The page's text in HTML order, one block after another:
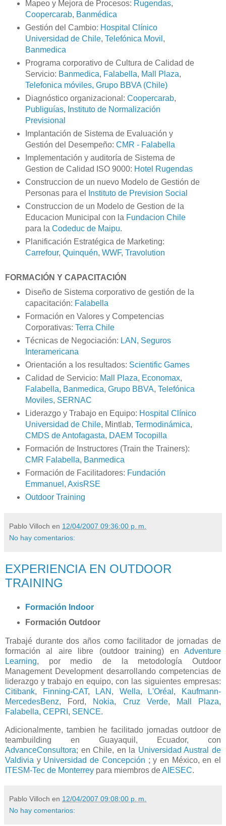
Mapeo y Mejora de Procesos: Rugendas,
Coopercarab, Banmédica
Gestión del Cambio: Hospital Clínico
Universidad de Chile, Telefónica Movil ,
Banmedica
Programa corporativo de Cultura de Calidad de
Servicio: Banmedica, Falabella, Mall Plaza,
Telefonica móviles, Grupo BBVA (Chile)
Diagnóstico organizacional: Coopercarab,
Publiguías, Instituto de Normalización
Previsional
Implantación de Sistema de Evaluación y
Gestión del Desempeño: CMR - Falabella
Implementación y auditoría de Sistema de
Gestion de Calidad ISO 9000: Hotel Rugendas
Construccion de un nuevo Modelo de Gestión de
Personas para el
Instituto de Prevision Social
Construccion de un Modelo de Gestion de la
Educacion Municipal con la Fundacion Chile
para la Codeduc de Maipu.
Planificación Estratégica de Marketing:
Carrefour, Quinquén, WWF, Travolution
FORMACIÓN Y CAPACITACIÓN
Diseño de Sistema corporativo de gestión de la
capacitación: Falabella
Formación en Valores y Competencias
Corporativas: Terra Chile
Técnicas de Negociación: LAN , Seguros
Interamericana
Orientación a los resultados: Scientific Games
Calidad de Servicio: Mall Plaza, Economax,
Falabella, Banmedica, Grupo BBVA, Telefónica
Moviles, SERNAC
Liderazgo y Trabajo en Equipo: Hospital Clínico
Universidad de Chile, Mintlab, Termodinámica,
CMDS de Antofagasta, DAEM Tocopilla
Formación de Instructores (Train the Trainers):
CMR Falabella, Banmedica
Formación de Facilitadores: Fundación
Emmanuel , AxisRSE
Outdoor Training
Pablo Villoch en 12/04/2007 09:36:00 p. m.
No hay comentarios:
EXPERIENCIA EN OUTDOOR
TRAINING
Formación Indoor
Formación Outdoor
Trabajé durante dos años como facilitador de jornadas de
formación al aire libre (outdoor training) en Adventure
Learning, por medio de la metodología Outdoor
Management Development desarrollando competencias de
liderazgo y trabajo en equipo, con las siguientes empresas:
Citibank, Finning-CAT, LAN , Wella, L'Oréal ,
Kaufmann-
MercedesBenz, Ford, Nokia, Cruz Verde, Mall Plaza,
Falabella, CEPRI , SENCE.
Adicionalmente, tambien he facilitado jornadas outdoor de
teambuilding en Guayaquil, Ecuador, con
AdvanceConsultora; en Chile, en la Universidad Austral de
Valdivia y Universidad de Concepción ; y en México, en el
ITESM-Tec de Monterrey para miembros deAIESEC.
Pablo Villoch en 12/04/2007 09:08:00 p. m.
No hay comentarios: